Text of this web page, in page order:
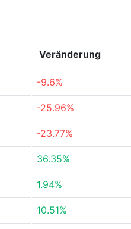
Veränderung
-9.6%
-25.96%
-23.77%
36.35%
1.94%
10.51%